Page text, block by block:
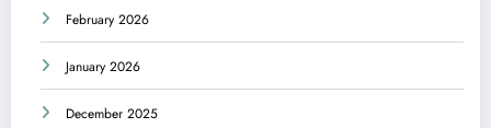
February 2026
January 2026
December 2025